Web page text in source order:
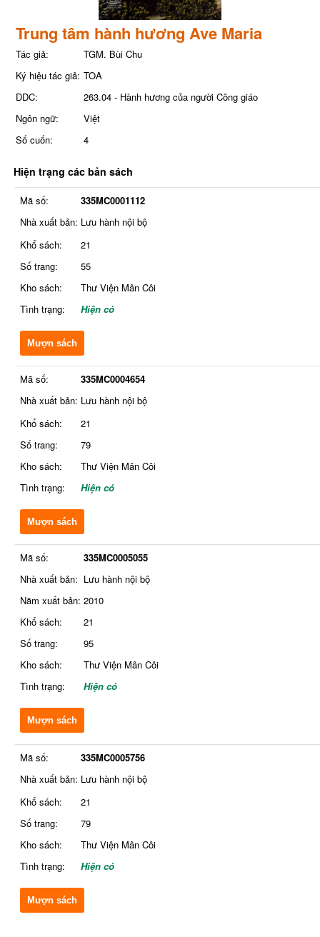
Trung tâm hành hương Ave Maria
Tác giả:
TGM. Bùi Chu
Ký hiệu tác giả: TOA
DDC:
263.04 - Hành hương của người Công giáo
Ngôn ngữ:
Việt
Số cuốn:
4
Hiện trạng các bản sách
Mã số:
335MC0001112
Nhà xuất bản: Lưu hành nội bộ
Khổ sách:
21
Số trang:
55
Kho sách:
Thư Viện Mân Côi
Tình trạng:
Hiện có
Mượn sách
Mã số:
335MC0004654
Nhà xuất bản: Lưu hành nội bộ
Khổ sách:
21
Số trang:
79
Kho sách:
Thư Viện Mân Côi
Tình trạng:
Hiện có
Mượn sách
Mã số:
335MC0005055
Nhà xuất bản: Lưu hành nội bộ
Năm xuất bản: 2010
Khổ sách:
21
Số trang:
95
Kho sách:
Thư Viện Mân Côi
Tình trạng:
Hiện có
Mượn sách
Mã số:
335MC0005756
Nhà xuất bản: Lưu hành nội bộ
Khổ sách:
21
Số trang:
79
Kho sách:
Thư Viện Mân Côi
Tình trạng:
Hiện có
Mượn sách